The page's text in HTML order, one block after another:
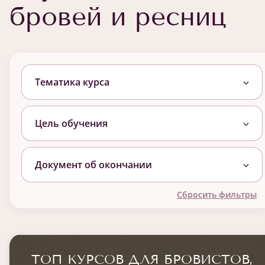
бровей и ресниц
Тематика курса
Цель обучения
Документ об окончании
Сбросить фильтры
ТОП КУРСОВ ДЛЯ БРОВИСТОВ,